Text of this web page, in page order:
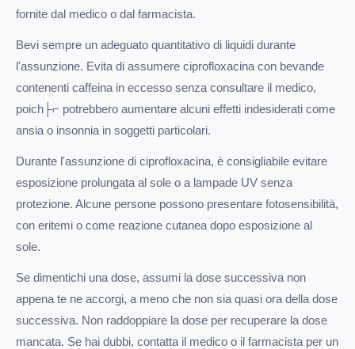
fornite dal medico o dal farmacista.
Bevi sempre un adeguato quantitativo di liquidi durante
l'assunzione. Evita di assumere ciprofloxacina con bevande
contenenti caffeina in eccesso senza consultare il medico,
poich├⌐ potrebbero aumentare alcuni effetti indesiderati come
ansia o insonnia in soggetti particolari.
Durante l'assunzione di ciprofloxacina, è consigliabile evitare
esposizione prolungata al sole o a lampade UV senza
protezione. Alcune persone possono presentare fotosensibilità,
con eritemi o come reazione cutanea dopo esposizione al
sole.
Se dimentichi una dose, assumi la dose successiva non
appena te ne accorgi, a meno che non sia quasi ora della dose
successiva. Non raddoppiare la dose per recuperare la dose
mancata. Se hai dubbi, contatta il medico o il farmacista per un